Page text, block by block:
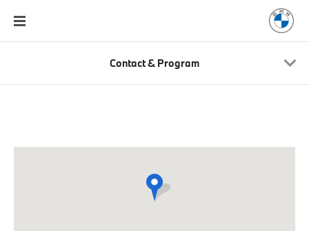
Contact & Program